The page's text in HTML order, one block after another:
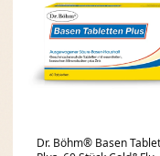
Dr. Böhm® Basen